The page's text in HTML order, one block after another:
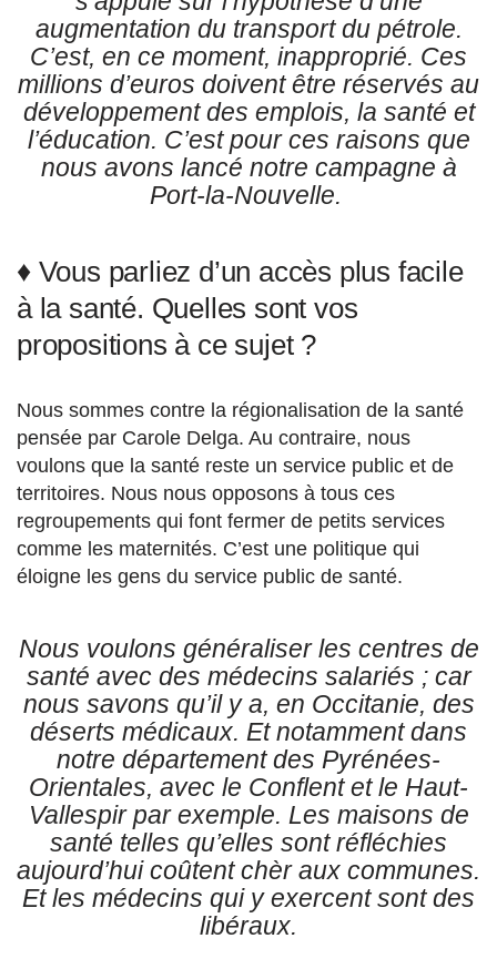
augmentation du transport du pétrole.
C’est, en ce moment, inapproprié. Ces
millions d’euros doivent être réservés au
développement des emplois, la santé et
l’éducation. C’est pour ces raisons que
nous avons lancé notre campagne à
Port-la-Nouvelle.
♦ Vous parliez d’un accès plus facile
à la santé. Quelles sont vos
propositions à ce sujet ?
Nous sommes contre la régionalisation de la santé
pensée par Carole Delga. Au contraire, nous
voulons que la santé reste un service public et de
territoires. Nous nous opposons à tous ces
regroupements qui font fermer de petits services
comme les maternités. C’est une politique qui
éloigne les gens du service public de santé.
Nous voulons généraliser les centres de
santé avec des médecins salariés ; car
nous savons qu’il y a, en Occitanie, des
déserts médicaux. Et notamment dans
notre département des Pyrénées-
Orientales, avec le Conflent et le Haut-
Vallespir par exemple. Les maisons de
santé telles qu’elles sont réfléchies
aujourd’hui coûtent chèr aux communes.
Et les médecins qui y exercent sont des
libéraux.